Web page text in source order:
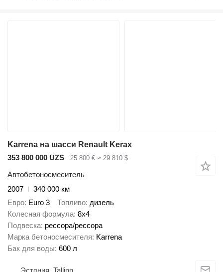
Karrena на шасси Renault Kerax
353 800 000 UZS
25 800 € ≈ 29 810 $
Автобетоносмеситель
2007
340 000 км
Евро Euro 3 Топливо дизель
Колесная формула 8x4
Подвеска рессора/рессора
Марка бетоносмесителя Karrena
Бак для воды 600 л